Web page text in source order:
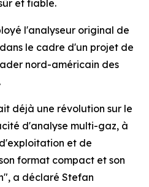
et fiable.
l'analyseur original de
le cadre d'un projet de
nord-américain des
déjà une révolution sur le
d'analyse multi-gaz, à
et de
format compact et son
a déclaré Stefan